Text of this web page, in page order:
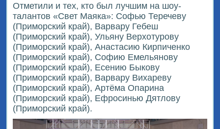
Отметили и тех, кто был лучшим на шоу-
талантов «Свет Маяка»: Софью Теречеву
(Приморский край), Варвару Гебеш
(Приморский край), Ульяну Верхотурову
(Приморский край), Анастасию Кирпиченко
(Приморский край), Софию Емельянову
(Приморский край), Есению Быкову
(Приморский край), Варвару Вихареву
(Приморский край), Артёма Опарина
(Приморский край), Ефросинью Дятлову
(Приморский край).